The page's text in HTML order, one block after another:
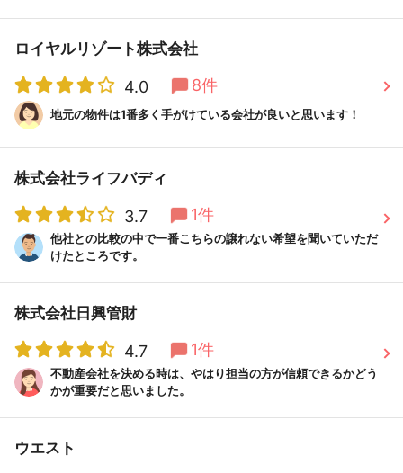
ロイヤルリゾート株式会社
4.0 8件
地元の物件は1番多く手がけている会社が良いと思います！
株式会社ライフバディ
3.7 1件
他社との比較の中で一番こちらの譲れない希望を聞いていただ
けたところです。
株式会社日興管財
4.7 1件
不動産会社を決める時は、やはり担当の方が信頼できるかどう
かが重要だと思いました。
ウエスト